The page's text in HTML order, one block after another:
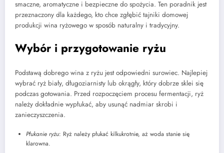
smaczne, aromatyczne i bezpieczne do spożycia. Ten poradnik jest
przeznaczony dla każdego, kto chce zgłębić tajniki domowej
produkcji wina ryżowego w sposób naturalny i tradycyjny.
Wybór i przygotowanie ryżu
Podstawą dobrego wina z ryżu jest odpowiedni surowiec. Najlepiej
wybrać ryż biały, długoziarnisty lub okrągły, który dobrze sklei się
podczas gotowania. Przed rozpoczęciem procesu fermentacji, ryż
należy dokładnie wypłukać, aby usunąć nadmiar skrobi i
zanieczyszczenia.
Płukanie ryżu: Ryż należy płukać kilkukrotnie, aż woda stanie się
klarowna.